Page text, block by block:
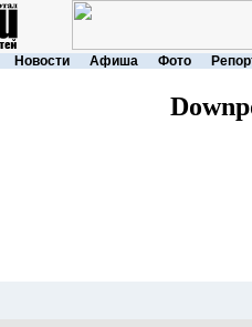
Новости Афиша Фото